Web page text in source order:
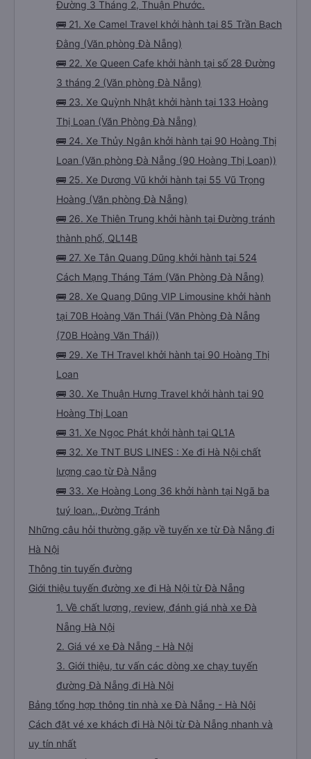
Đường 3 Tháng 2, Thuận Phước.
🚌 21. Xe Camel Travel khởi hành tại 85 Trần Bạch
Đằng (Văn phòng Đà Nẵng)
🚌 22. Xe Queen Cafe khởi hành tại số 28 Đường
3 tháng 2 (Văn phòng Đà Nẵng)
🚌 23. Xe Quỳnh Nhật khởi hành tại 133 Hoàng
Thị Loan (Văn Phòng Đà Nẵng)
🚌 24. Xe Thủy Ngân khởi hành tại 90 Hoàng Thị
Loan (Văn phòng Đà Nẵng (90 Hoàng Thị Loan))
🚌 25. Xe Dương Vũ khởi hành tại 55 Vũ Trọng
Hoàng (Văn phòng Đà Nẵng)
🚌 26. Xe Thiên Trung khởi hành tại Đường tránh
thành phố, QL14B
🚌 27. Xe Tân Quang Dũng khởi hành tại 524
Cách Mạng Tháng Tám (Văn Phòng Đà Nẵng)
🚌 28. Xe Quang Dũng VIP Limousine khởi hành
tại 70B Hoàng Văn Thái (Văn Phòng Đà Nẵng
(70B Hoàng Văn Thái))
🚌 29. Xe TH Travel khởi hành tại 90 Hoàng Thị
Loan
🚌 30. Xe Thuận Hưng Travel khởi hành tại 90
Hoàng Thị Loan
🚌 31. Xe Ngọc Phát khởi hành tại QL1A
🚌 32. Xe TNT BUS LINES : Xe đi Hà Nội chất
lượng cao từ Đà Nẵng
🚌 33. Xe Hoàng Long 36 khởi hành tại Ngã ba
tuý loan., Đường Tránh
Những câu hỏi thường gặp về tuyến xe từ Đà Nẵng đi
Hà Nội
Thông tin tuyến đường
Giới thiệu tuyến đường xe đi Hà Nội từ Đà Nẵng
1. Về chất lượng, review, đánh giá nhà xe Đà
Nẵng Hà Nội
2. Giá vé xe Đà Nẵng - Hà Nội
3. Giới thiệu, tư vấn các dòng xe chạy tuyến
đường Đà Nẵng đi Hà Nội
Bảng tổng hợp thông tin nhà xe Đà Nẵng - Hà Nội
Cách đặt vé xe khách đi Hà Nội từ Đà Nẵng nhanh và
uy tín nhất